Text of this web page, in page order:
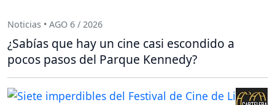
Noticias • AGO 6 / 2026
¿Sabías que hay un cine casi escondido a
pocos pasos del Parque Kennedy?